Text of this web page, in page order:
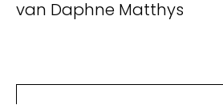
van Daphne Matthys